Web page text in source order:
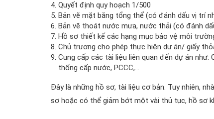
Quyết định quy hoạch 1/500
Bản vẽ mặt bằng tổng thể (có đánh dấu vị trí
Bản vẽ thoát nước mưa, nước thải (có đánh
Hồ sơ thiết kế các hạng mục bảo vệ môi
Chủ trương cho phép thực hiện dự án/ giấy
Cung cấp các tài liệu liên quan đến dự án
thống cấp nước, PCCC,…
Đây là những hồ sơ, tài liệu cơ bản. Tuy nhiên,
sơ hoặc có thể giảm bớt một vài thủ tục, hồ sơ